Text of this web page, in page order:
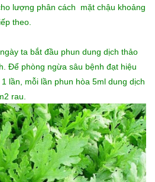
lượng phân cách mặt chậu khoảng
theo.
ta bắt đầu phun dung dịch thảo
Để phòng ngừa sâu bệnh đạt hiệu
lần, mỗi lần phun hòa 5ml dung dịch
rau.